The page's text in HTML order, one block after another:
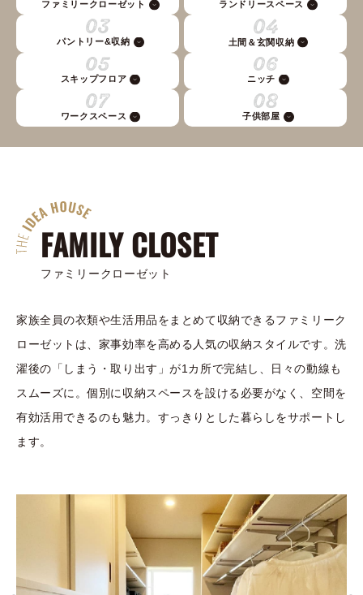
ファミリークローゼット ランドリースペース
パントリー&収納 土間＆玄関収納
スキップフロア ニッチ
ワークスペース 子供部屋
FAMILY CLOSET
ファミリークローゼット
家族全員の衣類や生活用品をまとめて収納できるファミリーク
ローゼットは、家事効率を高める人気の収納スタイルです。洗
濯後の「しまう・取り出す」が1カ所で完結し、日々の動線も
スムーズに。個別に収納スペースを設ける必要がなく、空間を
有効活用できるのも魅力。すっきりとした暮らしをサポートし
ます。